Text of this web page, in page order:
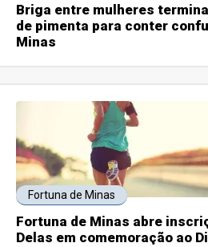
Briga entre mulheres
de pimenta para conter
Minas
Fortuna de Minas
Fortuna de Minas abre
Delas em comemoração ao